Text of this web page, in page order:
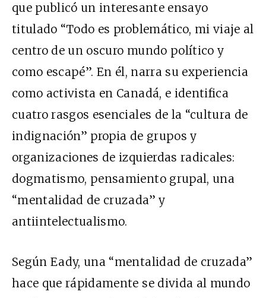
que publicó un interesante ensayo
titulado “Todo es problemático, mi viaje al
centro de un oscuro mundo político y
como escapé”. En él, narra su experiencia
como activista en Canadá, e identifica
cuatro rasgos esenciales de la “cultura de
indignación” propia de grupos y
organizaciones de izquierdas radicales:
dogmatismo, pensamiento grupal, una
“mentalidad de cruzada” y
antiintelectualismo.
Según Eady, una “mentalidad de cruzada”
hace que rápidamente se divida al mundo